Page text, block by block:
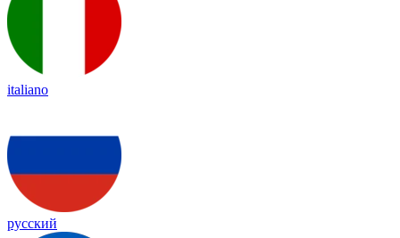
italiano
русский